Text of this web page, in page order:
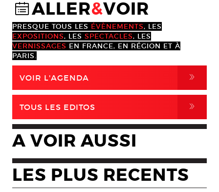
@ALLER&VOIR
PRESQUE TOUS LES ÉVÈNEMENTS, LES
EXPOSITIONS, LES SPECTACLES, LES
VERNISSAGES EN FRANCE, EN RÉGION ET À
PARIS.
VOIR L'AGENDA ,
TOUS LES EDITOS ,
A VOIR AUSSI
LES PLUS RECENTS